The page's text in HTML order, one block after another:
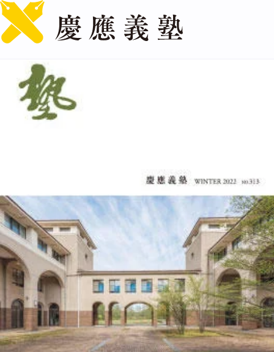
[塾] 2022 WINTER（No.313）